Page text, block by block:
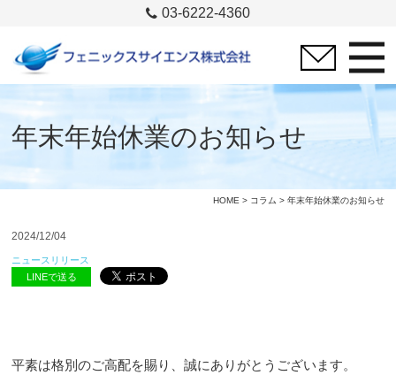
03-6222-4360
年末年始休業のお知らせ
HOME > コラム > 年末年始休業のお知らせ
2024/12/04
ニュースリリース
LINEで送る
平素は格別のご高配を賜り、誠にありがとうございます。